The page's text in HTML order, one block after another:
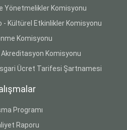
Yönetmelikler Komisyonu
- Kültürel Etkinlikler Komisyonu
Komisyonu
Akreditasyon Komisyonu
Ücret Tarifesi Şartnamesi
Programı
Raporu